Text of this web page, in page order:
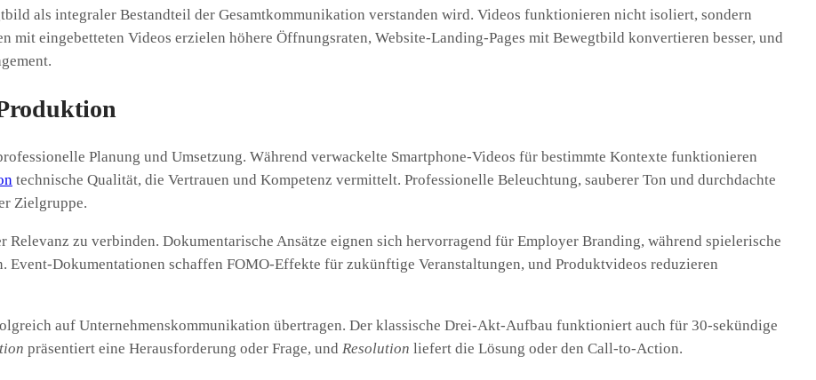
als integraler Bestandteil der Gesamtkommunikation verstanden wird. Videos funktionieren nicht isoliert, sondern
mit eingebetteten Videos erzielen höhere Öffnungsraten, Website-Landing-Pages mit Bewegtbild konvertieren besser, und
Planung und Umsetzung. Während verwackelte Smartphone-Videos für bestimmte Kontexte funktionieren
technische Qualität, die Vertrauen und Kompetenz vermittelt. Professionelle Beleuchtung, sauberer Ton und durchdachte
Zielgruppe.
zu verbinden. Dokumentarische Ansätze eignen sich hervorragend für Employer Branding, während spielerische
Dokumentationen schaffen FOMO-Effekte für zukünftige Veranstaltungen, und Produktvideos reduzieren
auf Unternehmenskommunikation übertragen. Der klassische Drei-Akt-Aufbau funktioniert auch für 30-sekündige
präsentiert eine Herausforderung oder Frage, und Resolution liefert die Lösung oder den Call-to-Action.